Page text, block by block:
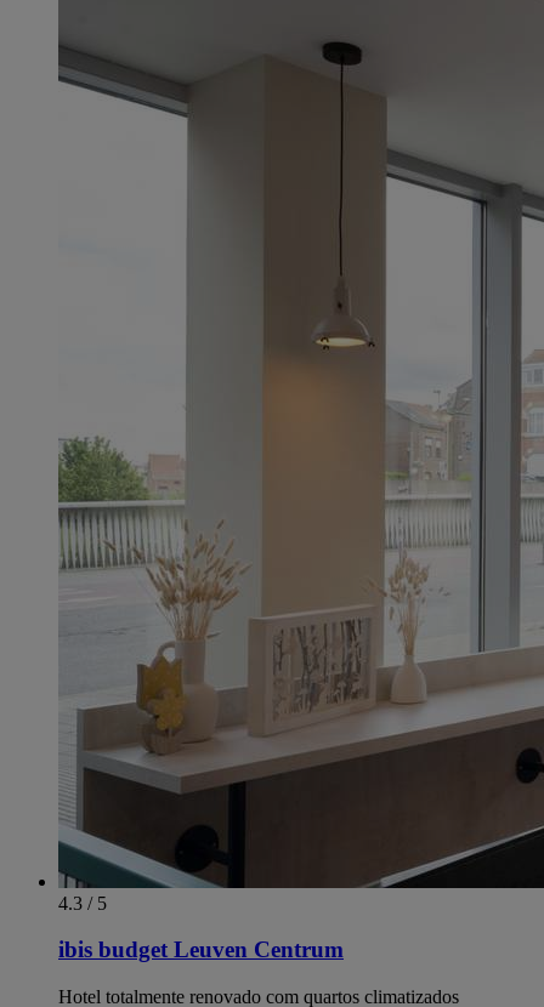
4.3 / 5
ibis budget Leuven Centrum
Hotel totalmente renovado com quartos climatizados